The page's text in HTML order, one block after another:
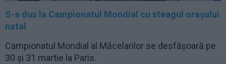
S-a dus la Campionatul Mondial cu steagul orașului
natal
Campionatul Mondial al Măcelarilor se desfășoară pe
30 și 31 martie la Paris.